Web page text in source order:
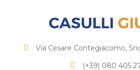
Via Cesare Contegiacomo,
(+39) 080 405